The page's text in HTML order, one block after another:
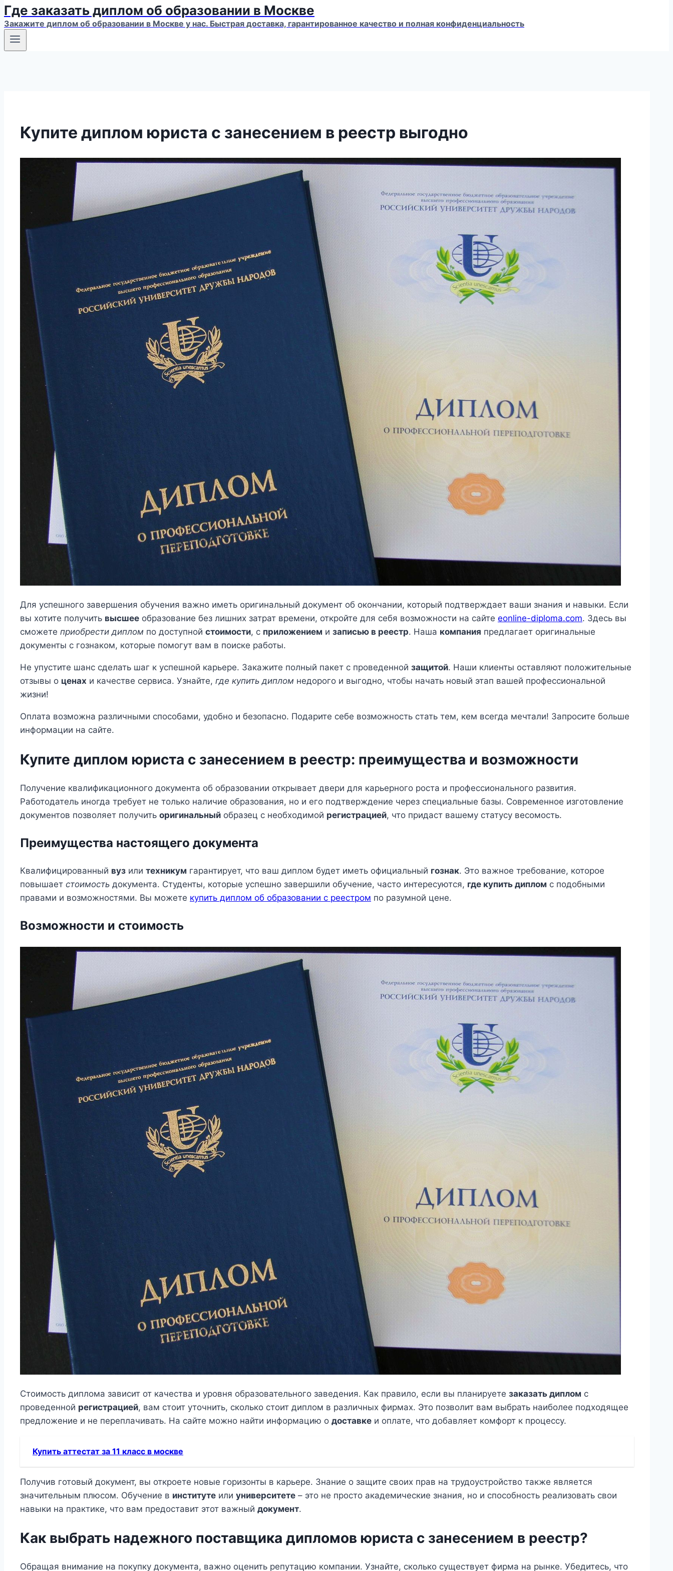
Где заказать диплом об образовании в Москве
Закажите диплом об образовании в Москве у нас. Быстрая доставка, гарантированное качество и полная конфиденциальность
Купите диплом юриста с занесением в реестр выгодно
Для успешного завершения обучения важно иметь оригинальный документ об окончании, который подтверждает ваши знания и навыки. Если
вы хотите получить высшее образование без лишних затрат времени, откройте для себя возможности на сайте eonline-diploma.com. Здесь вы
сможете приобрести диплом по доступной стоимости, с приложением и записью в реестр. Наша компания предлагает оригинальные
документы с гознаком, которые помогут вам в поиске работы.
Не упустите шанс сделать шаг к успешной карьере. Закажите полный пакет с проведенной защитой. Наши клиенты оставляют положительные
отзывы о ценах и качестве сервиса. Узнайте, где купить диплом недорого и выгодно, чтобы начать новый этап вашей профессиональной
жизни!
Оплата возможна различными способами, удобно и безопасно. Подарите себе возможность стать тем, кем всегда мечтали! Запросите больше
информации на сайте.
Купите диплом юриста с занесением в реестр: преимущества и возможности
Получение квалификационного документа об образовании открывает двери для карьерного роста и профессионального развития.
Работодатель иногда требует не только наличие образования, но и его подтверждение через специальные базы. Современное изготовление
документов позволяет получить оригинальный образец с необходимой регистрацией, что придаст вашему статусу весомость.
Преимущества настоящего документа
Квалифицированный вуз или техникум гарантирует, что ваш диплом будет иметь официальный гознак. Это важное требование, которое
повышает стоимость документа. Студенты, которые успешно завершили обучение, часто интересуются, где купить диплом с подобными
правами и возможностями. Вы можете купить диплом об образовании с реестром по разумной цене.
Возможности и стоимость
Стоимость диплома зависит от качества и уровня образовательного заведения. Как правило, если вы планируете заказать диплом с
проведенной регистрацией, вам стоит уточнить, сколько стоит диплом в различных фирмах. Это позволит вам выбрать наиболее подходящее
предложение и не переплачивать. На сайте можно найти информацию о доставке и оплате, что добавляет комфорт к процессу.
Купить аттестат за 11 класс в москве
Получив готовый документ, вы откроете новые горизонты в карьере. Знание о защите своих прав на трудоустройство также является
значительным плюсом. Обучение в институте или университете – это не просто академические знания, но и способность реализовать свои
навыки на практике, что вам предоставит этот важный документ.
Как выбрать надежного поставщика дипломов юриста с занесением в реестр?
Обращая внимание на покупку документа, важно оценить репутацию компании. Узнайте, сколько существует фирма на рынке. Убедитесь, что